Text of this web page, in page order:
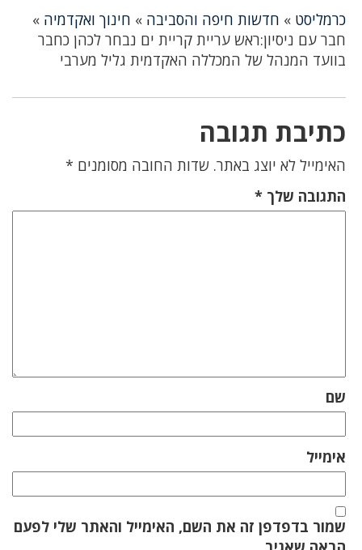
כרמליסט » חדשות חיפה והסביבה » חינוך ואקדמיה »
חבר עם ניסיון:ראש עריית קריית ים נבחר לכהן כחבר
בוועד המנהל של המכללה האקדמית גליל מערבי
כתיבת תגובה
האימייל לא יוצג באתר. שדות החובה מסומנים *
התגובה שלך *
שם
אימייל
שמור בדפדפן זה את השם, האימייל והאתר שלי לפעם